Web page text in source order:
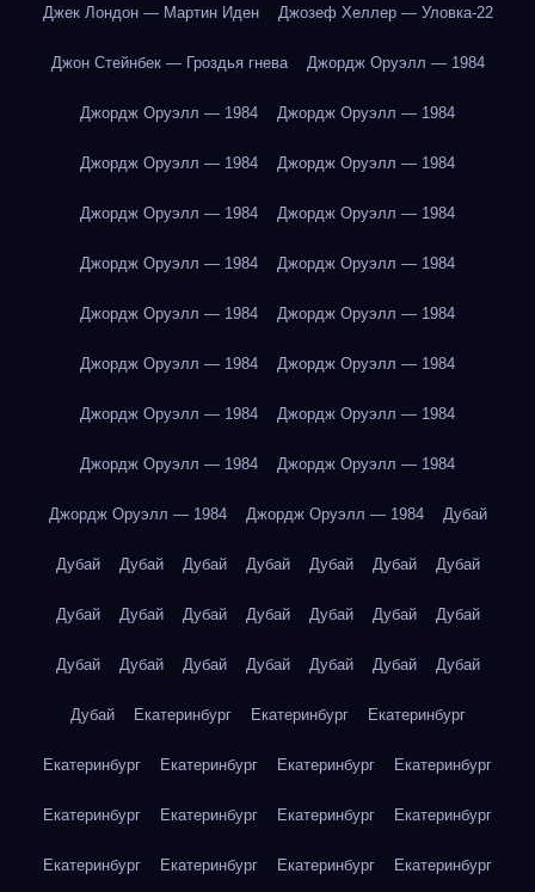
Джек Лондон — Мартин Иден Джозеф Хеллер — Уловка-22
Джон Стейнбек — Гроздья гнева Джордж Оруэлл — 1984
Джордж Оруэлл — 1984 Джордж Оруэлл — 1984
Джордж Оруэлл — 1984 Джордж Оруэлл — 1984
Джордж Оруэлл — 1984 Джордж Оруэлл — 1984
Джордж Оруэлл — 1984 Джордж Оруэлл — 1984
Джордж Оруэлл — 1984 Джордж Оруэлл — 1984
Джордж Оруэлл — 1984 Джордж Оруэлл — 1984
Джордж Оруэлл — 1984 Джордж Оруэлл — 1984
Джордж Оруэлл — 1984 Джордж Оруэлл — 1984
Джордж Оруэлл — 1984 Джордж Оруэлл — 1984 Дубай
Дубай Дубай Дубай Дубай Дубай Дубай Дубай
Дубай Дубай Дубай Дубай Дубай Дубай Дубай
Дубай Дубай Дубай Дубай Дубай Дубай Дубай
Дубай Екатеринбург Екатеринбург Екатеринбург
Екатеринбург Екатеринбург Екатеринбург Екатеринбург
Екатеринбург Екатеринбург Екатеринбург Екатеринбург
Екатеринбург Екатеринбург Екатеринбург Екатеринбург